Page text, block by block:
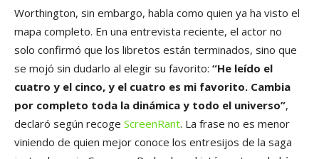
Worthington, sin embargo, habla como quien ya ha visto el
mapa completo. En una entrevista reciente, el actor no
solo confirmó que los libretos están terminados, sino que
se mojó sin dudarlo al elegir su favorito: “He leído el
cuatro y el cinco, y el cuatro es mi favorito. Cambia
por completo toda la dinámica y todo el universo”,
declaró según recoge ScreenRant. La frase no es menor
viniendo de quien mejor conoce los entresijos de la saga